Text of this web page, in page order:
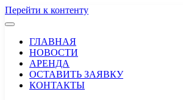
Перейти к контенту
ГЛАВНАЯ
НОВОСТИ
АРЕНДА
ОСТАВИТЬ ЗАЯВКУ
КОНТАКТЫ